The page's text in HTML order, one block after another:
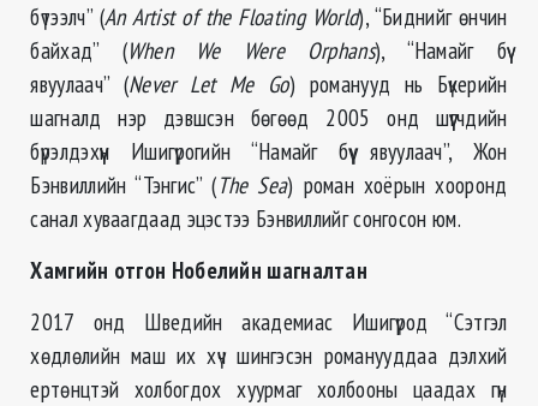
бүтээлч” (An Artist of the Floating World), “Биднийг өнчин
байхад” (When We Were Orphans), “Намайг бүү
явуулаач” (Never Let Me Go) романууд нь Бүкерийн
шагналд нэр дэвшсэн бөгөөд 2005 онд шүүгчдийн
бүрэлдэхүүн Ишигүрогийн “Намайг бүү явуулаач”, Жон
Бэнвиллийн “Тэнгис” (The Sea) роман хоёрын хооронд
санал хуваагдаад эцэстээ Бэнвиллийг сонгосон юм.
Хамгийн отгон Нобелийн шагналтан
2017 онд Шведийн академиас Ишигүрод “Сэтгэл
хөдлөлийн маш их хүч шингэсэн романууддаа дэлхий
ертөнцтэй холбогдох хуурмаг холбооны цаадах гүн